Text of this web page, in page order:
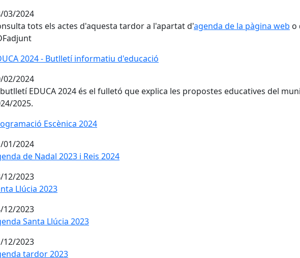
03/2024
tots els actes d'aquesta tardor a l'apartat d'agenda de la pàgina web o
2024 - Butlletí informatiu d'educació
2024 - Butlletí informatiu d'educació
02/2024
EDUCA 2024 és el fulletó que explica les propostes educatives del
2025.
Escènica 2024
Escènica 2024
01/2024
de Nadal 2023 i Reis 2024
de Nadal 2023 i Reis 2024
12/2023
Llúcia 2023
Llúcia 2023
12/2023
Santa Llúcia 2023
Santa Llúcia 2023
12/2023
tardor 2023
tardor 2023